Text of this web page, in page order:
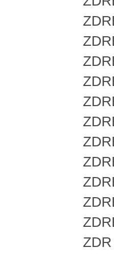
ZDRE
ZDRE
ZDRE
ZDRE
ZDRE
ZDRE
ZDRE
ZDRE
ZDRE
ZDR 6